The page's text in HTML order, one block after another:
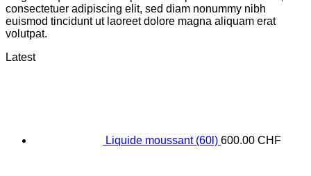
consectetuer adipiscing elit, sed diam nonummy nibh
euismod tincidunt ut laoreet dolore magna aliquam erat
volutpat.
Latest
Liquide moussant (60l) 600.00 CHF